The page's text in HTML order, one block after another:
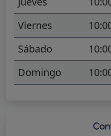
Viernes
Sábado
Domingo